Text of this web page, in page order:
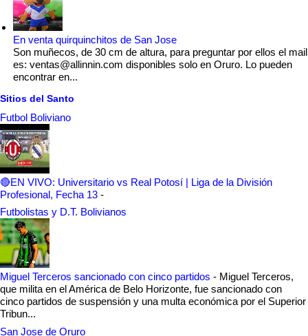
En venta quirquinchitos de San Jose
Son muñecos, de 30 cm de altura, para preguntar por ellos el mail
es: ventas@allinnin.com disponibles solo en Oruro. Lo pueden
encontrar en...
Sitios del Santo
Futbol Boliviano
🔴EN VIVO: Universitario vs Real Potosí | Liga de la División
Profesional, Fecha 13 -
Futbolistas y D.T. Bolivianos
Miguel Terceros sancionado con cinco partidos - Miguel Terceros,
que milita en el América de Belo Horizonte, fue sancionado con
cinco partidos de suspensión y una multa económica por el Superior
Tribun...
San Jose de Oruro